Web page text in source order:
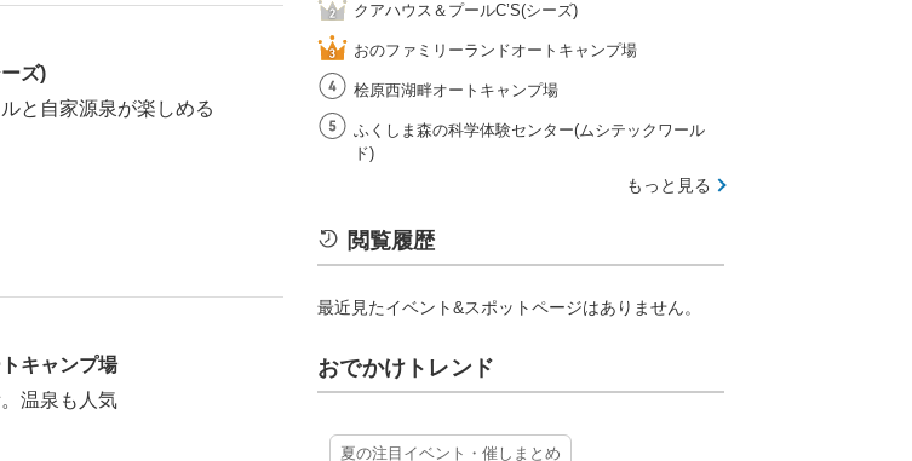
ズ)
と自家源泉が楽しめる
キャンプ場
温泉も人気
クアハウス＆プールC’S(シーズ)
おのファミリーランドオートキャンプ場
桧原西湖畔オートキャンプ場
ふくしま森の科学体験センター(ムシテックワール
ド)
もっと見る
閲覧履歴
最近見たイベント&スポットページはありません。
おでかけトレンド
夏の注目イベント・催しまとめ